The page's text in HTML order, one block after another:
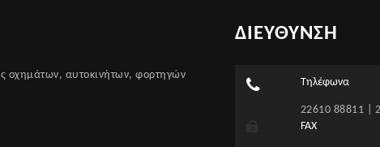
οχημάτων, αυτοκινήτων, φορτηγών
ΔΙΕΥΘΥΝΣΗ
Τηλέφωνα
22610 88811 |
FAX